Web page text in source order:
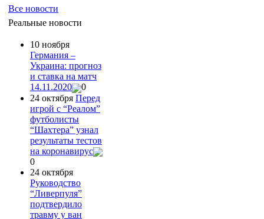
Все новости
Реальные новости
10 ноября
Германия –
Украина: прогноз
и ставка на матч
14.11.2020
0
24 октября Перед
игрой с “Реалом”
футболисты
“Шахтера” узнал
результаты тестов
на коронавирус
0
24 октября
Руководство
“Ливерпуля”
подтвердило
травму у ван